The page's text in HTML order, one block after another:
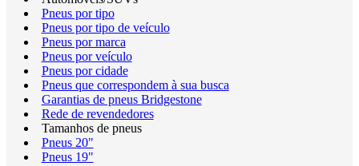
Pneus por tipo
Pneus por tipo de veículo
Pneus por marca
Pneus por veículo
Pneus por cidade
Pneus que correspondem à sua busca
Garantias de pneus Bridgestone
Rede de revendedores
Tamanhos de pneus
Pneus 20"
Pneus 19"